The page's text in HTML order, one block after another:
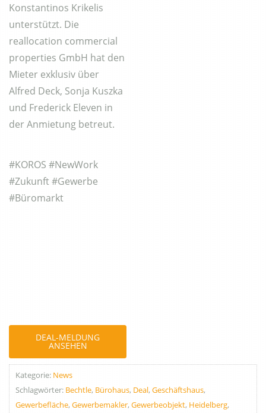
Konstantinos Krikelis
unterstützt. Die
reallocation commercial
properties GmbH hat den
Mieter exklusiv über
Alfred Deck, Sonja Kuszka
und Frederick Eleven in
der Anmietung betreut.
#KOROS #NewWork
#Zukunft #Gewerbe
#Büromarkt
DEAL-MELDUNG
ANSEHEN
Kategorie: News
Schlagwörter: Bechtle, Bürohaus, Deal, Geschäftshaus,
Gewerbefläche, Gewerbemakler, Gewerbeobjekt, Heidelberg,